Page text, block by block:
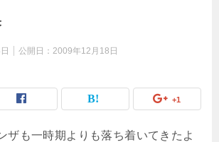
公開日： 2009年12月18日
+1
ザも一時期よりも落ち着いてきたよ